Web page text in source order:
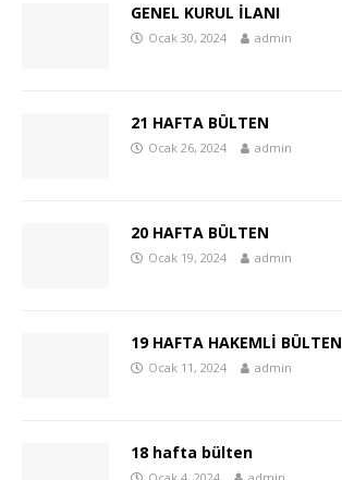
GENEL KURUL İLANI
Ocak 30, 2024 admin
21 HAFTA BÜLTEN
Ocak 26, 2024 admin
20 HAFTA BÜLTEN
Ocak 19, 2024 admin
19 HAFTA HAKEMLİ BÜLTEN
Ocak 11, 2024 admin
18 hafta bülten